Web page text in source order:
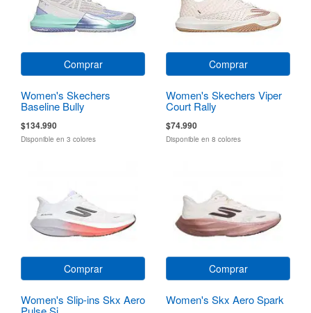
Comprar
Women's Skechers
Baseline Bully
$134.990
Disponible en 3 colores
Comprar
Women's Skechers Viper
Court Rally
$74.990
Disponible en 8 colores
Comprar
Women's Slip-ins Skx Aero
Comprar
Women's Skx Aero Spark